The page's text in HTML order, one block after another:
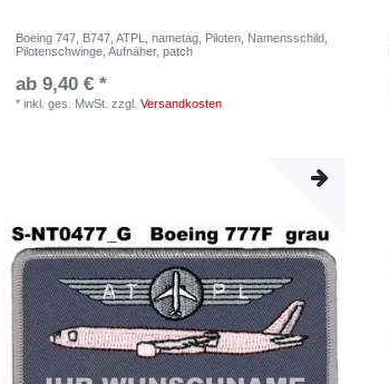
Boeing 747, B747, ATPL, nametag, Piloten, Namensschild,
Pilotenschwinge, Aufnäher, patch
ab 9,40 € *
*inkl. ges. MwSt. zzgl.Versandkosten